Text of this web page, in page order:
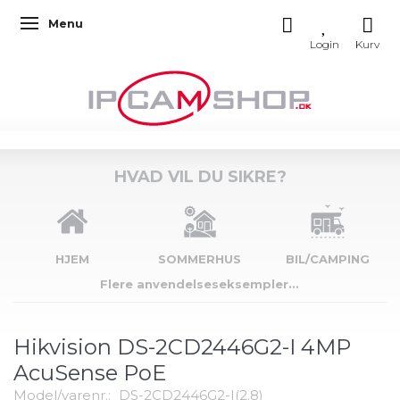
Skifte navigation
Menu
HVAD VIL DU SIKRE?
HJEM SOMMERHUS
BIL/CAMPING
Flere anvendelseseksempler...
Hikvision DS-2CD2446G2-I 4MP
AcuSense PoE
Model/varenr.: DS-2CD2446G2-I(2.8)